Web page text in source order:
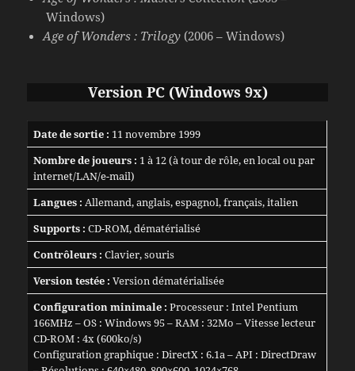
Windows)
Age of Wonders : Trilogy (2006 – Windows)
Version PC (Windows 9x)
Date de sortie : 11 novembre 1999
Nombre de joueurs : 1 à 12 (à tour de rôle, en local ou par
internet/LAN/e-mail)
Langues : Allemand, anglais, espagnol, français, italien
Supports : CD-ROM, dématérialisé
Contrôleurs : Clavier, souris
Version testée : Version dématérialisée
Configuration minimale : Processeur : Intel Pentium
166MHz – OS : Windows 95 – RAM : 32Mo – Vitesse lecteur
CD-ROM : 4x (600ko/s)
Configuration graphique : DirectX : 6.1a – API : DirectDraw